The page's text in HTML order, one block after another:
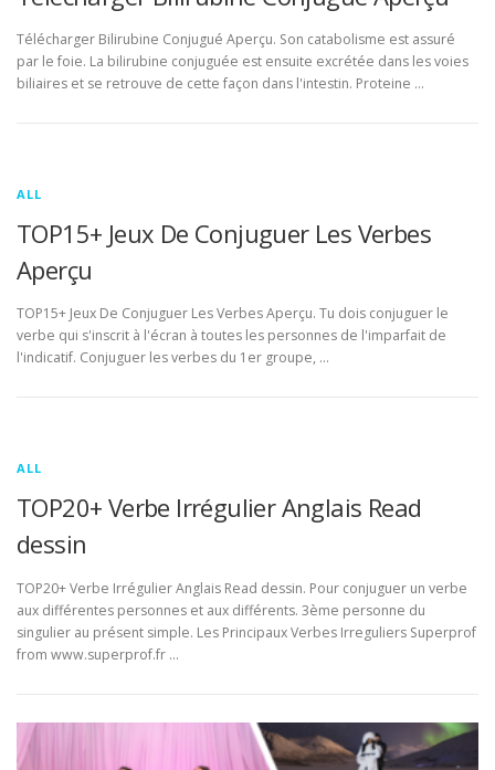
Télécharger Bilirubine Conjugué Aperçu. Son catabolisme est assuré
par le foie. La bilirubine conjuguée est ensuite excrétée dans les voies
biliaires et se retrouve de cette façon dans l'intestin. Proteine …
ALL
TOP15+ Jeux De Conjuguer Les Verbes
Aperçu
TOP15+ Jeux De Conjuguer Les Verbes Aperçu. Tu dois conjuguer le
verbe qui s'inscrit à l'écran à toutes les personnes de l'imparfait de
l'indicatif. Conjuguer les verbes du 1er groupe, …
ALL
TOP20+ Verbe Irrégulier Anglais Read
dessin
TOP20+ Verbe Irrégulier Anglais Read dessin. Pour conjuguer un verbe
aux différentes personnes et aux différents. 3ème personne du
singulier au présent simple. Les Principaux Verbes Irreguliers Superprof
from www.superprof.fr …